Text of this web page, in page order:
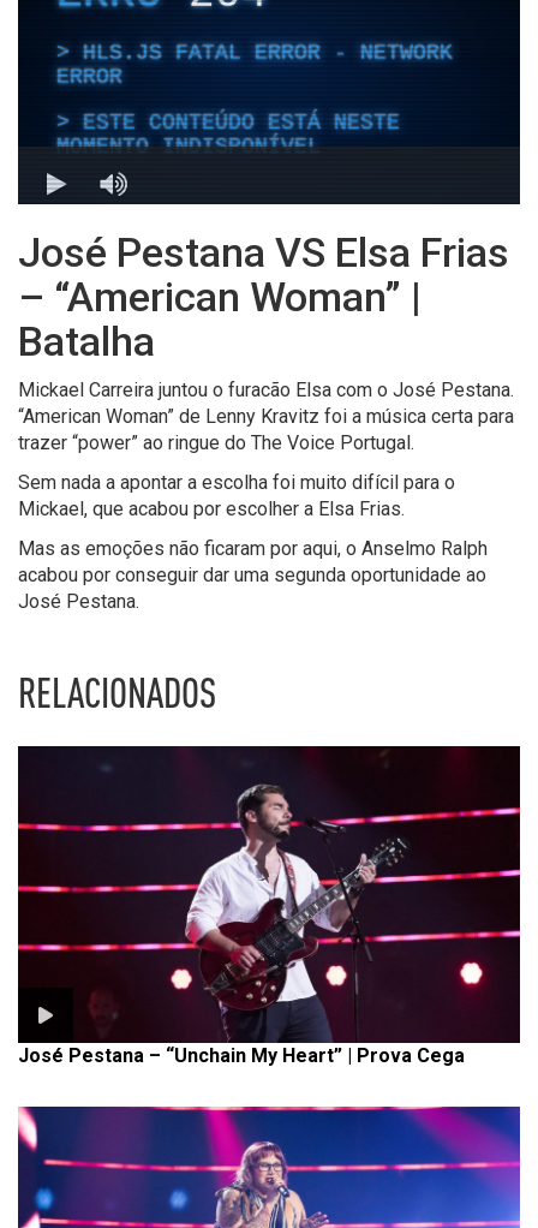
José Pestana VS Elsa Frias
– “American Woman” |
Batalha
Mickael Carreira juntou o furacão Elsa com o José Pestana.
“American Woman” de Lenny Kravitz foi a música certa para
trazer “power” ao ringue do The Voice Portugal.
Sem nada a apontar a escolha foi muito difícil para o
Mickael, que acabou por escolher a Elsa Frias.
Mas as emoções não ficaram por aqui, o Anselmo Ralph
acabou por conseguir dar uma segunda oportunidade ao
José Pestana.
RELACIONADOS
José Pestana – “Unchain My Heart” | Prova Cega